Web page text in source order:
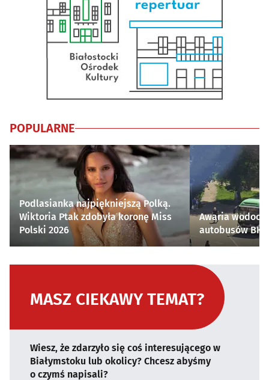
POPULARNE
Podlasianka najpiękniejszą Polką.
Wiktoria Ptak zdobyła koronę Miss
Polski 2026
Awaria
autobusów
MASZ CIEKAWY TEMAT?
Wiesz, że zdarzyło się coś interesującego w
Białymstoku lub okolicy? Chcesz abyśmy
o czymś napisali?